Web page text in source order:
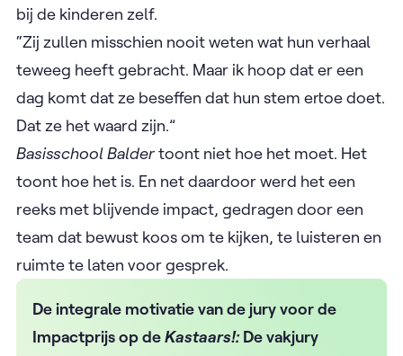
bij de kinderen zelf.
“Zij zullen misschien nooit weten wat hun verhaal
teweeg heeft gebracht. Maar ik hoop dat er een
dag komt dat ze beseffen dat hun stem ertoe doet.
Dat ze het waard zijn.”
Basisschool Baldertoont niet hoe het moet. Het
toont hoe het is. En net daardoor werd het een
reeks met blijvende impact, gedragen door een
team dat bewust koos om te kijken, te luisteren en
ruimte te laten voor gesprek.
De integrale motivatie van de jury voor de
Impactprijs op deKastaars!: De vakjury